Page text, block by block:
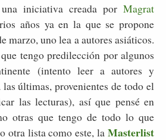
iniciativa creada por Magrat
años ya en la que se propone
marzo, uno lea a autores asiáticos.
tengo predilección por algunos
(intento leer a autores y
últimas, provenientes de todo el
las lecturas), así que pensé en
otras que tengo de todo lo que
otra lista como este, la Masterlist